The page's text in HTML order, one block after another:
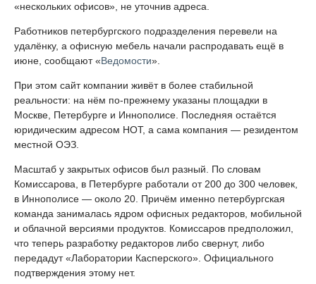
«нескольких офисов», не уточнив адреса.
Работников петербургского подразделения перевели на
удалёнку, а офисную мебель начали распродавать ещё в
июне, сообщают «Ведомости».
При этом сайт компании живёт в более стабильной
реальности: на нём по-прежнему указаны площадки в
Москве, Петербурге и Иннополисе. Последняя остаётся
юридическим адресом НОТ, а сама компания — резидентом
местной ОЭЗ.
Масштаб у закрытых офисов был разный. По словам
Комиссарова, в Петербурге работали от 200 до 300 человек,
в Иннополисе — около 20. Причём именно петербургская
команда занималась ядром офисных редакторов, мобильной
и облачной версиями продуктов. Комиссаров предположил,
что теперь разработку редакторов либо свернут, либо
передадут «Лаборатории Касперского». Официального
подтверждения этому нет.